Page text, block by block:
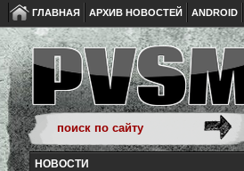
ГЛАВНАЯ АРХИВ НОВОСТЕЙ ANDROID
НОВОСТИ